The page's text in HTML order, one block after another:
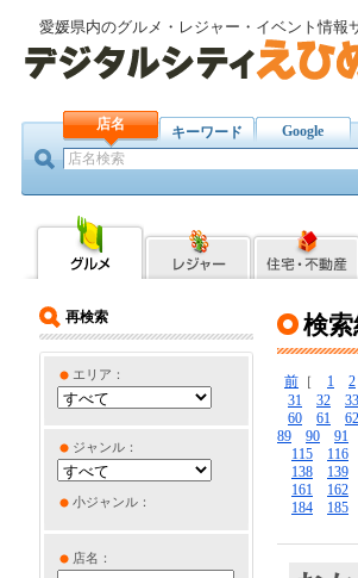
愛媛県内のグルメ・レジャー・イベント情報
店名 キーワード Google
再検索
エリア：
ジャンル：
小ジャンル：
店名：
検
前 ［ 1 2
31
32 33
60
61 62
89
90 91
115
116
138
139
161
162
184
185